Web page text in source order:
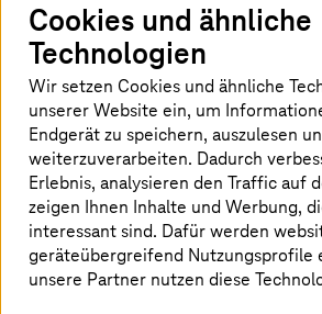
sind. Ein Unternehmen
Sicherheitsvorkehrungen
Geld sparen. Denn die
Daten, der
Kunden, eine
Wiederaufnahme des
Zahlung eines Lösegelds an
bei einem IT-
Summen.
Cookies und ähnliche
Technologien
Wir setzen Cookies und ähnliche
unserer Website ein, um
Endgerät zu speichern, auszulesen
weiterzuverarbeiten. Dadurch
Erlebnis, analysieren den Traffic auf
zeigen Ihnen Inhalte und Werbung,
interessant sind. Dafür werden
geräteübergreifend Nutzungsprofile
unsere Partner nutzen diese